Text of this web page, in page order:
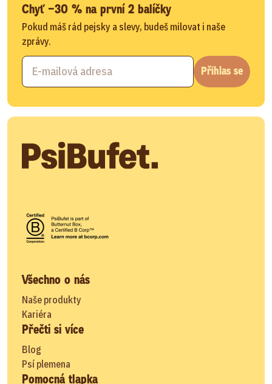
Chyť −30 % na první 2 balíčky
Pokud máš rád pejsky a slevy, budeš milovat i naše
zprávy.
Přihlas se
Všechno o nás
Naše produkty
Kariéra
Přečti si více
Blog
Psí plemena
Pomocná tlapka